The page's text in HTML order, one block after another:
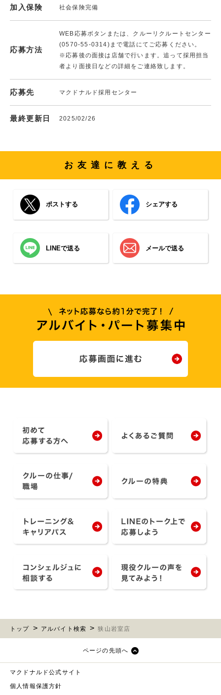
加入保険 社会保険完備
応募方法
WEB応募ボタンまたは、クルーリクルートセンター
(0570-55-0314)まで電話にてご応募ください。
※応募後の面接は店舗で行います。追って採用担当
者より面接日などの詳細をご連絡致します。
応募先 マクドナルド採用センター
最終更新日 2025/02/26
お友達に教える
ポストする シェアする
LINEで送る メールで送る
トップ アルバイト検索 狭山岩室店
ページの先頭へ
マクドナルド公式サイト
個人情報保護方針